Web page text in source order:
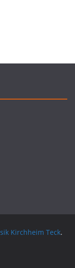
Kirchheim Teck.